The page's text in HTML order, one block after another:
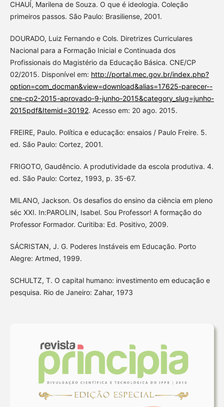
CHAUÍ, Marilena de Souza. O que é ideologia. Coleção
primeiros passos. São Paulo: Brasiliense, 2001.
DOURADO, Luiz Fernando e Cols. Diretrizes Curriculares
Nacional para a Formação Inicial e Continuada dos
Profissionais do Magistério da Educação Básica. CNE/CP
02/2015. Disponível em: http://portal.mec.gov.br/index.php?
option=com_docman&view=download&alias=17625-parecer--
cne-cp2-2015-aprovado-9-junho-2015&category_slug=junho-
2015pdf&Itemid=30192. Acesso em: 20 ago. 2015.
FREIRE, Paulo. Política e educação: ensaios / Paulo Freire. 5.
ed. São Paulo: Cortez, 2001.
FRIGOTO, Gaudêncio. A produtividade da escola produtiva. 4.
ed. São Paulo: Cortez, 1993, p. 35-67.
MILANO, Jackson. Os desafios do ensino da ciência em pleno
séc XXI. In:PAROLIN, Isabel. Sou Professor! A formação do
Professor Formador. Curitiba: Ed. Positivo, 2009.
SÁCRISTAN, J. G. Poderes Instáveis em Educação. Porto
Alegre: Artmed, 1999.
SCHULTZ, T. O capital humano: investimento em educação e
pesquisa. Rio de Janeiro: Zahar, 1973